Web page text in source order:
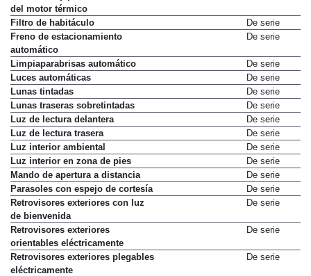
del motor térmico
Filtro de habitáculo
De serie
Freno de estacionamiento
automático
De serie
Limpiaparabrisas automático
De serie
Luces automáticas
De serie
Lunas tintadas
De serie
Lunas traseras sobretintadas
De serie
Luz de lectura delantera
De serie
Luz de lectura trasera
De serie
Luz interior ambiental
De serie
Luz interior en zona de pies
De serie
Mando de apertura a distancia
De serie
Parasoles con espejo de cortesía
De serie
Retrovisores exteriores con luz
de bienvenida
De serie
Retrovisores exteriores
orientables eléctricamente
De serie
Retrovisores exteriores plegables
eléctricamente
De serie